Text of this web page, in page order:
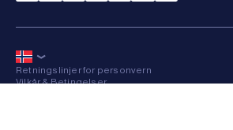
Retningslinjer for personvern
Vilkår & Betingelser